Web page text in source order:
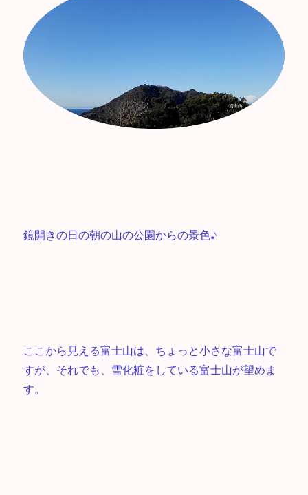
鏡開きの日の朝の山の公園からの景色♪
ここから見える富士山は、ちょっと小さな富士山で
すが、それでも、雪化粧をしている富士山が望めま
す。